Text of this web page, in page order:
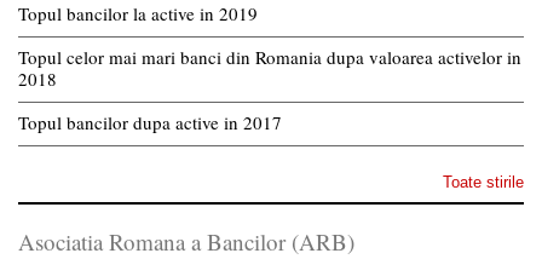
Topul bancilor la active in 2019
Topul celor mai mari banci din Romania dupa valoarea activelor in
2018
Topul bancilor dupa active in 2017
Toate stirile
Asociatia Romana a Bancilor (ARB)